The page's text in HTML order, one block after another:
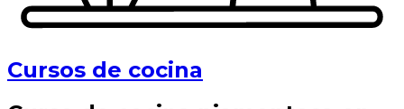
Cursos de cocina